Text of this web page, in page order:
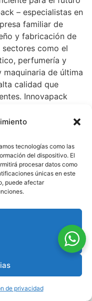
tecnologías como las
del dispositivo. El
procesar datos como
únicas en este
puede afectar
de privacidad
– especialistas en
familiar de
y fabricación de
como el
perfumería y
de última
calidad que
Innovapack
troqueladoras
que protegen,
de manera
de
en la